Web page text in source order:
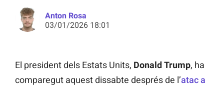
Anton Rosa
03/01/2026 18:01
El president dels Estats Units, Donald Trump, ha
comparegut aquest dissabte després de l’atac a